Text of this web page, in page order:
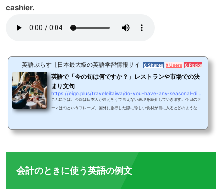
cashier.
英語ぷらす【日本最大級の英語学習情報サイト】6 Shares 9 Users 6 Pockets
英語で「今の旬は何ですか？」レストランや市場での決
まり文句
こんにちは。今回は日本人が言えそうで言えない表現を紹介していきます。今日のテ
ーマは旬というフレーズ。国外に旅行した際に珍しい食材が目に入るとどのような味
の表現は、今の旬は何ですか？という表現。例えば、レストランなどに行ったとき
会計のときに使う英語の例文